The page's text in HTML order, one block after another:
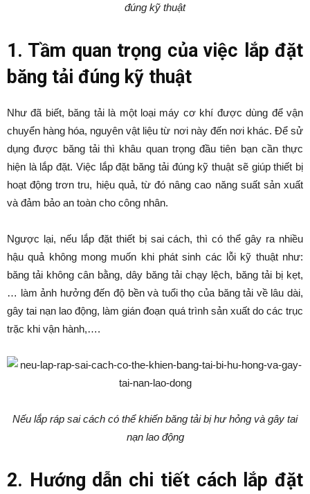
đúng kỹ thuật
1. Tầm quan trọng của việc lắp đặt
băng tải đúng kỹ thuật
Như đã biết, băng tải là một loại máy cơ khí được dùng để vận
chuyển hàng hóa, nguyên vật liệu từ nơi này đến nơi khác. Để sử
dụng được băng tải thì khâu quan trọng đầu tiên bạn cần thực
hiện là lắp đặt. Việc lắp đặt băng tải đúng kỹ thuật sẽ giúp thiết bị
hoạt động trơn tru, hiệu quả, từ đó nâng cao năng suất sản xuất
và đảm bảo an toàn cho công nhân.
Ngược lại, nếu lắp đặt thiết bị sai cách, thì có thể gây ra nhiều
hậu quả không mong muốn khi phát sinh các lỗi kỹ thuật như:
băng tải không cân bằng, dây băng tải chạy lệch, băng tải bị kẹt,
… làm ảnh hưởng đến độ bền và tuổi thọ của băng tải về lâu dài,
gây tai nạn lao động, làm gián đoạn quá trình sản xuất do các trục
trặc khi vận hành,….
Nếu lắp ráp sai cách có thể khiến băng tải bị hư hỏng và gây tai
nạn lao động
2. Hướng dẫn chi tiết cách lắp đặt